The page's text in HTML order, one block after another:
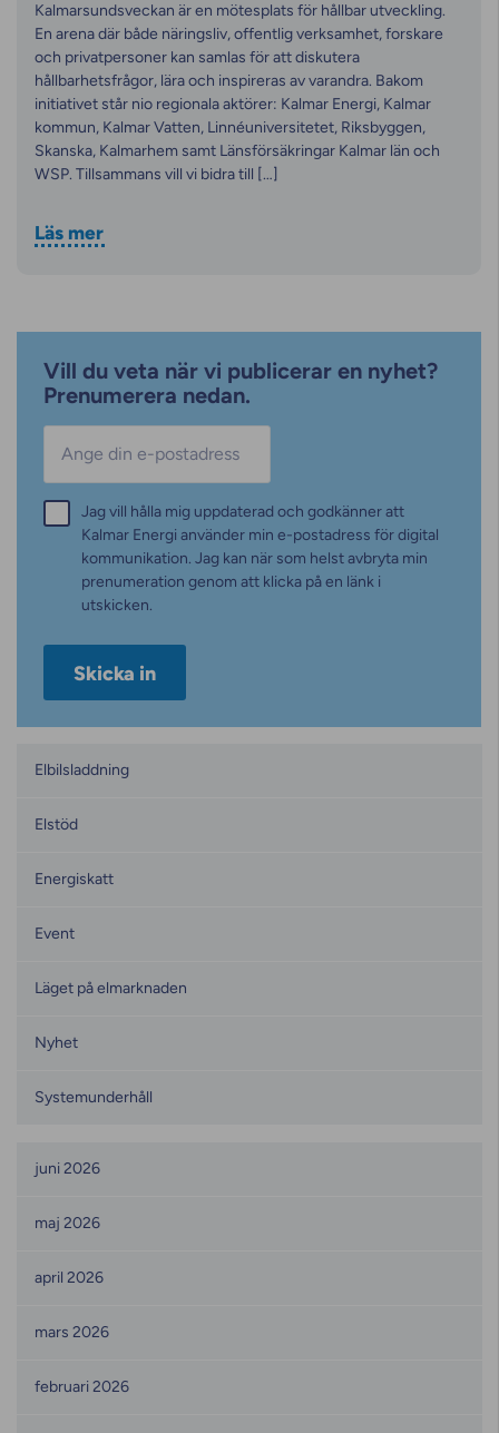
Kalmarsundsveckan är en mötesplats för hållbar utveckling.
En arena där både näringsliv, offentlig verksamhet, forskare
och privatpersoner kan samlas för att diskutera
hållbarhetsfrågor, lära och inspireras av varandra. Bakom
initiativet står nio regionala aktörer: Kalmar Energi, Kalmar
kommun, Kalmar Vatten, Linnéuniversitetet, Riksbyggen,
Skanska, Kalmarhem samt Länsförsäkringar Kalmar län och
WSP. Tillsammans vill vi bidra till […]
Läs mer
Vill du veta när vi publicerar en nyhet?
Prenumerera nedan.
Samtycke*
Jag vill hålla mig uppdaterad och godkänner att
Kalmar Energi använder min e-postadress för digital
kommunikation. Jag kan när som helst avbryta min
prenumeration genom att klicka på en länk i
utskicken.
Elbilsladdning
Elstöd
Energiskatt
Event
Läget på elmarknaden
Nyhet
Systemunderhåll
juni 2026
maj 2026
april 2026
mars 2026
februari 2026